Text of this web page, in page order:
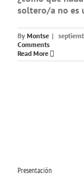
soltero/a no es
By Montse |
Comments
Read More
Presentación